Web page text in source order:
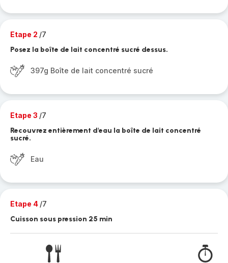
Etape 2 /7
Posez la boîte de lait concentré sucré dessus.
397g Boîte de lait concentré sucré
Etape 3 /7
Recouvrez entièrement d'eau la boîte de lait concentré
sucré.
Eau
Etape 4 /7
Cuisson sous pression 25 min